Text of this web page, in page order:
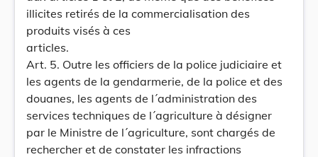
illicites retirés de la commercialisation des
produits visés à ces
articles.
Art. 5. Outre les officiers de la police judiciaire et
les agents de la gendarmerie, de la police et des
douanes, les agents de l´administration des
services techniques de l´agriculture à désigner
par le Ministre de l´agriculture, sont chargés de
rechercher et de constater les infractions